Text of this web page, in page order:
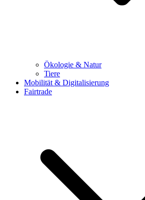
Ökologie & Natur
Tiere
Mobilität & Digitalisierung
Fairtrade